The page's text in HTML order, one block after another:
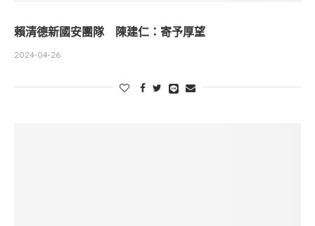
賴清德新國安團隊 陳建仁：寄予厚望
2024-04-26